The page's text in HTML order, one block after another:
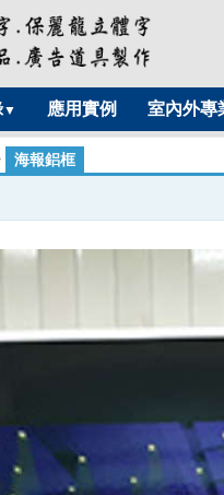
▼ 應用實例 室內外專
海報鋁框